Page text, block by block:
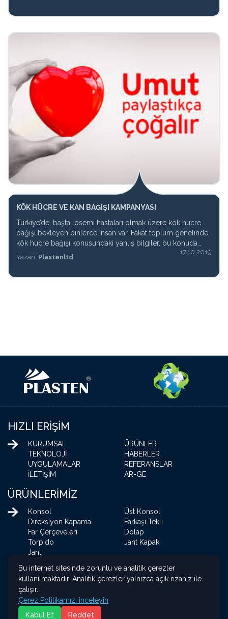
Bu internet sitesinde zorunlu ve analitik çerezler
kullanılmaktadır. Analitik çerezler yalnızca açık rızanız ile
çalışır.
Çerez Politikamızı inceleyin
Kabul Et
Reddet
KÖK HÜCRE VE KAN BAĞIŞI KAMPANYASI
Türkiye’de, başta lösemi hastaları olmak üzere kök hücre
bağışı bekleyen binlerce insan var. Fakat toplum genelinde,
kök hücre bağışı konusundaki yanlış bilgiler, bu konuda
yersiz korkuların oluşmasına ve ihtiyaç duyulan sayıda
Yazan: Plastenltd
17.10.2019
HIZLI ERİŞİM
KURUMSAL
ÜRÜNLER
TEKNOLOJİ
HABERLER
UYGULAMALAR
REFERANSLAR
İLETİŞİM
AR-GE
ÜRÜNLERİMİZ
Konsol
Üst Konsol
Direksiyon Kapama
Farkaşı Tekli
Far Çerçeveleri
Dolap
Torpido
Jant Kapak
Jant
Ön Tavan Kapama
Torpido
Ön Tavan Kapama
Tavan Kapama
Monitör
Vites Kapama